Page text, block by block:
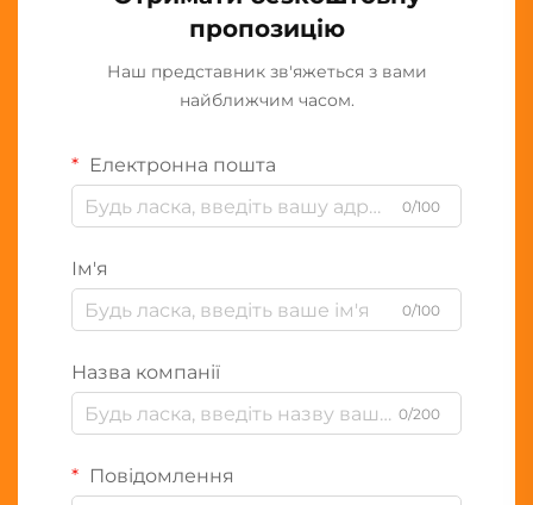
пропозицію
Наш представник зв'яжеться з вами
найближчим часом.
Електронна пошта
0/100
Ім'я
0/100
Назва компанії
0/200
Повідомлення